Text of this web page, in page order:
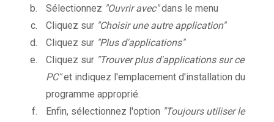
Sélectionnez "Ouvrir avec"dans le menu
Cliquez sur "Choisir une autre application"
Cliquez sur "Plus d'applications"
Cliquez sur "Trouver plus d'applications sur ce
PC"et indiquez l'emplacement d'installation du
programme approprié.
Enfin, sélectionnez l'option "Toujours utiliser le